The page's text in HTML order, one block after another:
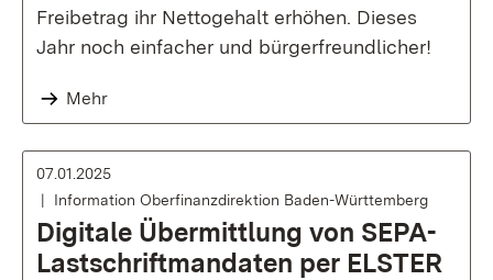
Freibetrag ihr Nettogehalt erhöhen. Dieses
Jahr noch einfacher und bürgerfreundlicher!
Mehr
07.01.2025
Information Oberfinanzdirektion Baden-Württemberg
Digitale Übermittlung von SEPA-
Lastschriftmandaten per ELSTER